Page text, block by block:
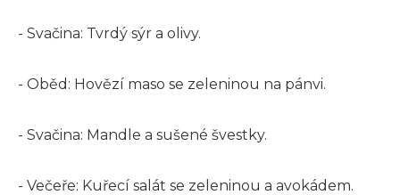
- Svačina: Tvrdý sýr a olivy.
- Oběd: Hovězí maso se zeleninou na pánvi.
- Svačina: Mandle a sušené švestky.
- Večeře: Kuřecí salát se zeleninou a avokádem.